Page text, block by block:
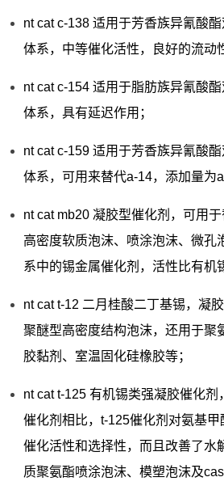
nt cat c-138 适用于芳香族异氰酸
体系，中等催化活性，良好的流动
nt cat c-154 适用于脂肪族异氰酸
体系，具有延迟作用；
nt cat c-159 适用于芳香族异氰酸
体系，可用来替代a-14，添加量为
nt cat mb20 凝胶型催化剂，可用于
高密度软质泡沫、喷涂泡沫、微孔
系中的锡金属催化剂，活性比有机
nt cat t-12 二月桂酸二丁基锡，凝
聚醚型高密度结构泡沫，还用于聚
胶黏剂、室温固化硅橡胶等；
nt cat t-125 有机锡类强凝胶催化剂
催化剂相比，t-125催化剂对氨基
催化活性和选择性，而且改善了水
质聚氨酯喷涂泡沫、模塑泡沫及